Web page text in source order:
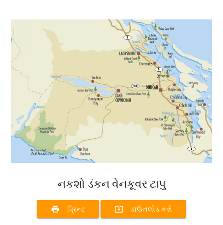
નકશો ડંકન વેનકૂવર ટાપુ
print પ્રિન્ટ system_update_alt ડાઉનલોડ કરો